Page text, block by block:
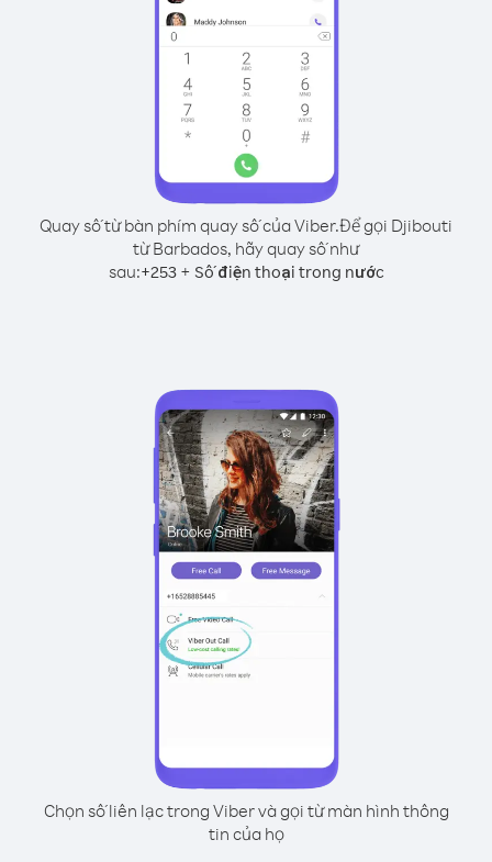
Quay số từ bàn phím quay số của Viber.Để gọi Djibouti
từ Barbados, hãy quay số như
sau:+253+ Số điện thoại trong nước
Chọn số liên lạc trong Viber và gọi từ màn hình thông
tin của họ